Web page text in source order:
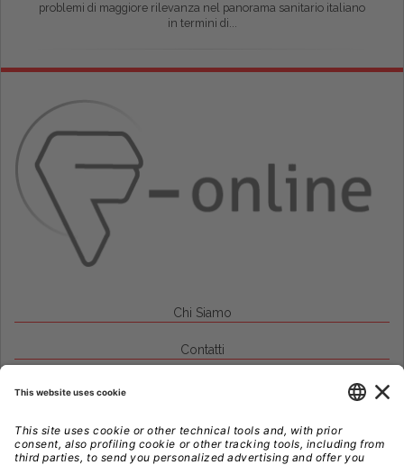
problemi di maggiore rilevanza nel panorama sanitario italiano
in termini di...
Chi Siamo
Contatti
Note Legali
Privacy